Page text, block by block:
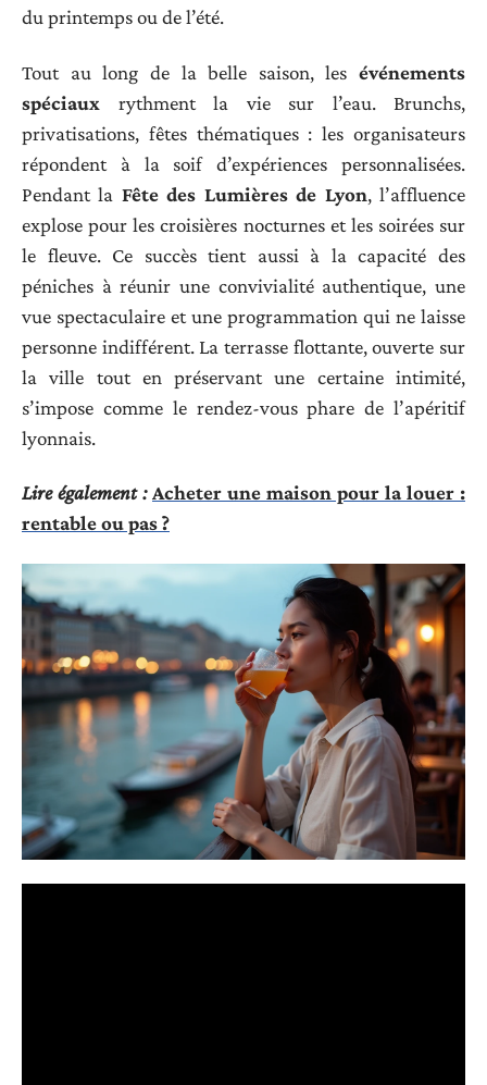
du printemps ou de l’été.
Tout au long de la belle saison, les événements
spéciaux rythment la vie sur l’eau. Brunchs,
privatisations, fêtes thématiques : les organisateurs
répondent à la soif d’expériences personnalisées.
Pendant la Fête des Lumières de Lyon, l’affluence
explose pour les croisières nocturnes et les soirées sur
le fleuve. Ce succès tient aussi à la capacité des
péniches à réunir une convivialité authentique, une
vue spectaculaire et une programmation qui ne laisse
personne indifférent. La terrasse flottante, ouverte sur
la ville tout en préservant une certaine intimité,
s’impose comme le rendez-vous phare de l’apéritif
lyonnais.
Lire également : Acheter une maison pour la louer :
rentable ou pas ?